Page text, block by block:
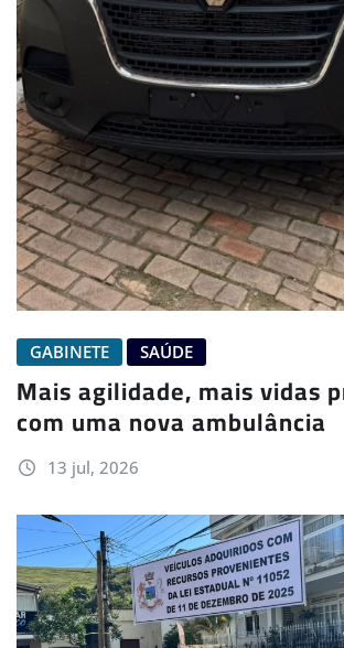
GABINETE SAÚDE
Mais agilidade, mais vidas
com uma nova ambulância
13 jul, 2026